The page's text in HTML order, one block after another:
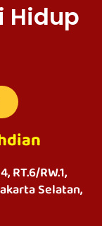
Hidup
RT.6/RW.1,
Selatan,